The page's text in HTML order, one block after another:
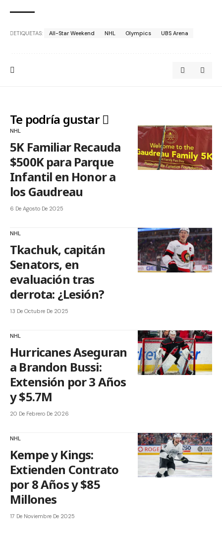
ETIQUETAS: All-Star Weekend NHL Olympics UBS Arena
Te podría gustar
NHL
5K Familiar Recauda
$500K para Parque
Infantil en Honor a
los Gaudreau
6 De Agosto De 2025
NHL
Tkachuk, capitán
Senators, en
evaluación tras
derrota: ¿Lesión?
13 De Octubre De 2025
NHL
Hurricanes Aseguran
a Brandon Bussi:
Extensión por 3 Años
y $5.7M
20 De Febrero De 2026
NHL
Kempe y Kings:
Extienden Contrato
por 8 Años y $85
Millones
17 De Noviembre De 2025